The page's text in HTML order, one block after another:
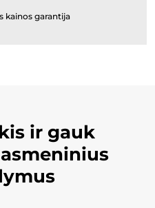
kainos garantija
ir gauk